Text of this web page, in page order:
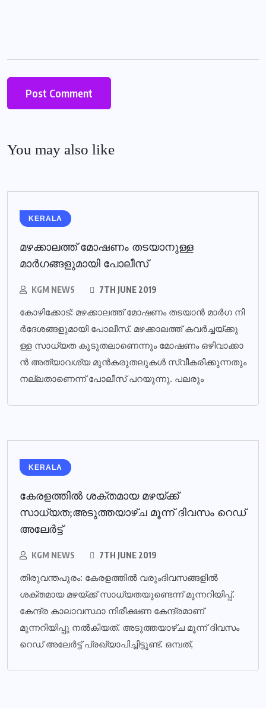
You may also like
KERALA
മഴക്കാലത്ത് മോഷണം തടയാനുള്ള
മാര്‍ഗങ്ങളുമായി പോലീസ്‌
KGM NEWS 7TH JUNE 2019
കോ​ഴി​ക്കോ​ട്: മ​ഴ​ക്കാ​ല​ത്ത് മോ​ഷ​ണം ത​ട​യാ​ന്‍ മാ​ര്‍​ഗ നി​
ര്‍​ദേ​ശ​ങ്ങ​ളു​മാ​യി​ പോ​ലീ​സ്. മ​ഴ​ക്കാ​ല​ത്ത് ക​വ​ര്‍​ച്ച​യ്ക്കു​
ള്ള സാ​ധ്യ​ത കൂ​ടു​ത​ലാ​ണെ​ന്നും മോ​ഷ​ണം ഒ​ഴി​വാ​ക്കാ​
ന്‍ അ​ത്യാ​വ​ശ്യ മു​ന്‍​ക​രു​ത​ലു​ക​ള്‍ സ്വീ​ക​രി​ക്കു​ന്ന​തും
ന​ല്ല​താ​ണെ​ന്ന് പോ​ലീ​സ് പ​റ​യു​ന്നു. പ​ല​രും
KERALA
കേരളത്തില്‍ ശക്തമായ മഴയ്ക്ക്
സാധ്യത;അടുത്തയാഴ്ച മൂന്ന് ദിവസം റെഡ്
അലേര്‍ട്ട്
KGM NEWS 7TH JUNE 2019
തിരുവന്തപുരം: കേരളത്തില്‍ വരുംദിവസങ്ങളില്‍
ശക്തമായ മഴയ്ക്ക് സാധ്യതയുണ്ടെന്ന് മുന്നറിയിപ്പ്.
കേന്ദ്ര കാലാവസ്ഥാ നിരീക്ഷണ കേന്ദ്രമാണ്
മുന്നറിയിപ്പു നല്‍കിയത്. അടുത്തയാഴ്ച മൂന്ന് ദിവസം
റെഡ് അലേര്‍ട്ട് പ്രഖ്യാപിച്ചിട്ടുണ്ട്. ഒമ്പത്,